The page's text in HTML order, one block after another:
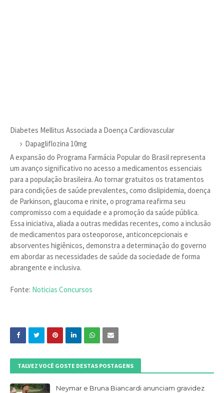
Diabetes Mellitus Associada a Doença Cardiovascular
Dapagliflozina 10mg
A expansão do Programa Farmácia Popular do Brasil representa
um avanço significativo no acesso a medicamentos essenciais
para a população brasileira. Ao tornar gratuitos os tratamentos
para condições de saúde prevalentes, como dislipidemia, doença
de Parkinson, glaucoma e rinite, o programa reafirma seu
compromisso com a equidade e a promoção da saúde pública.
Essa iniciativa, aliada a outras medidas recentes, como a inclusão
de medicamentos para osteoporose, anticoncepcionais e
absorventes higiênicos, demonstra a determinação do governo
em abordar as necessidades de saúde da sociedade de forma
abrangente e inclusiva.
Fonte: Noticias Concursos
TALVEZ VOCÊ GOSTE DESTAS POSTAGENS
Neymar e Bruna Biancardi anunciam gravidez